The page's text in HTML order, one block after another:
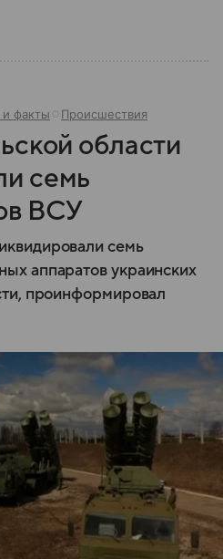
факты Происшествия
области
семь
ВСУ
семь
аппаратов украинских
проинформировал